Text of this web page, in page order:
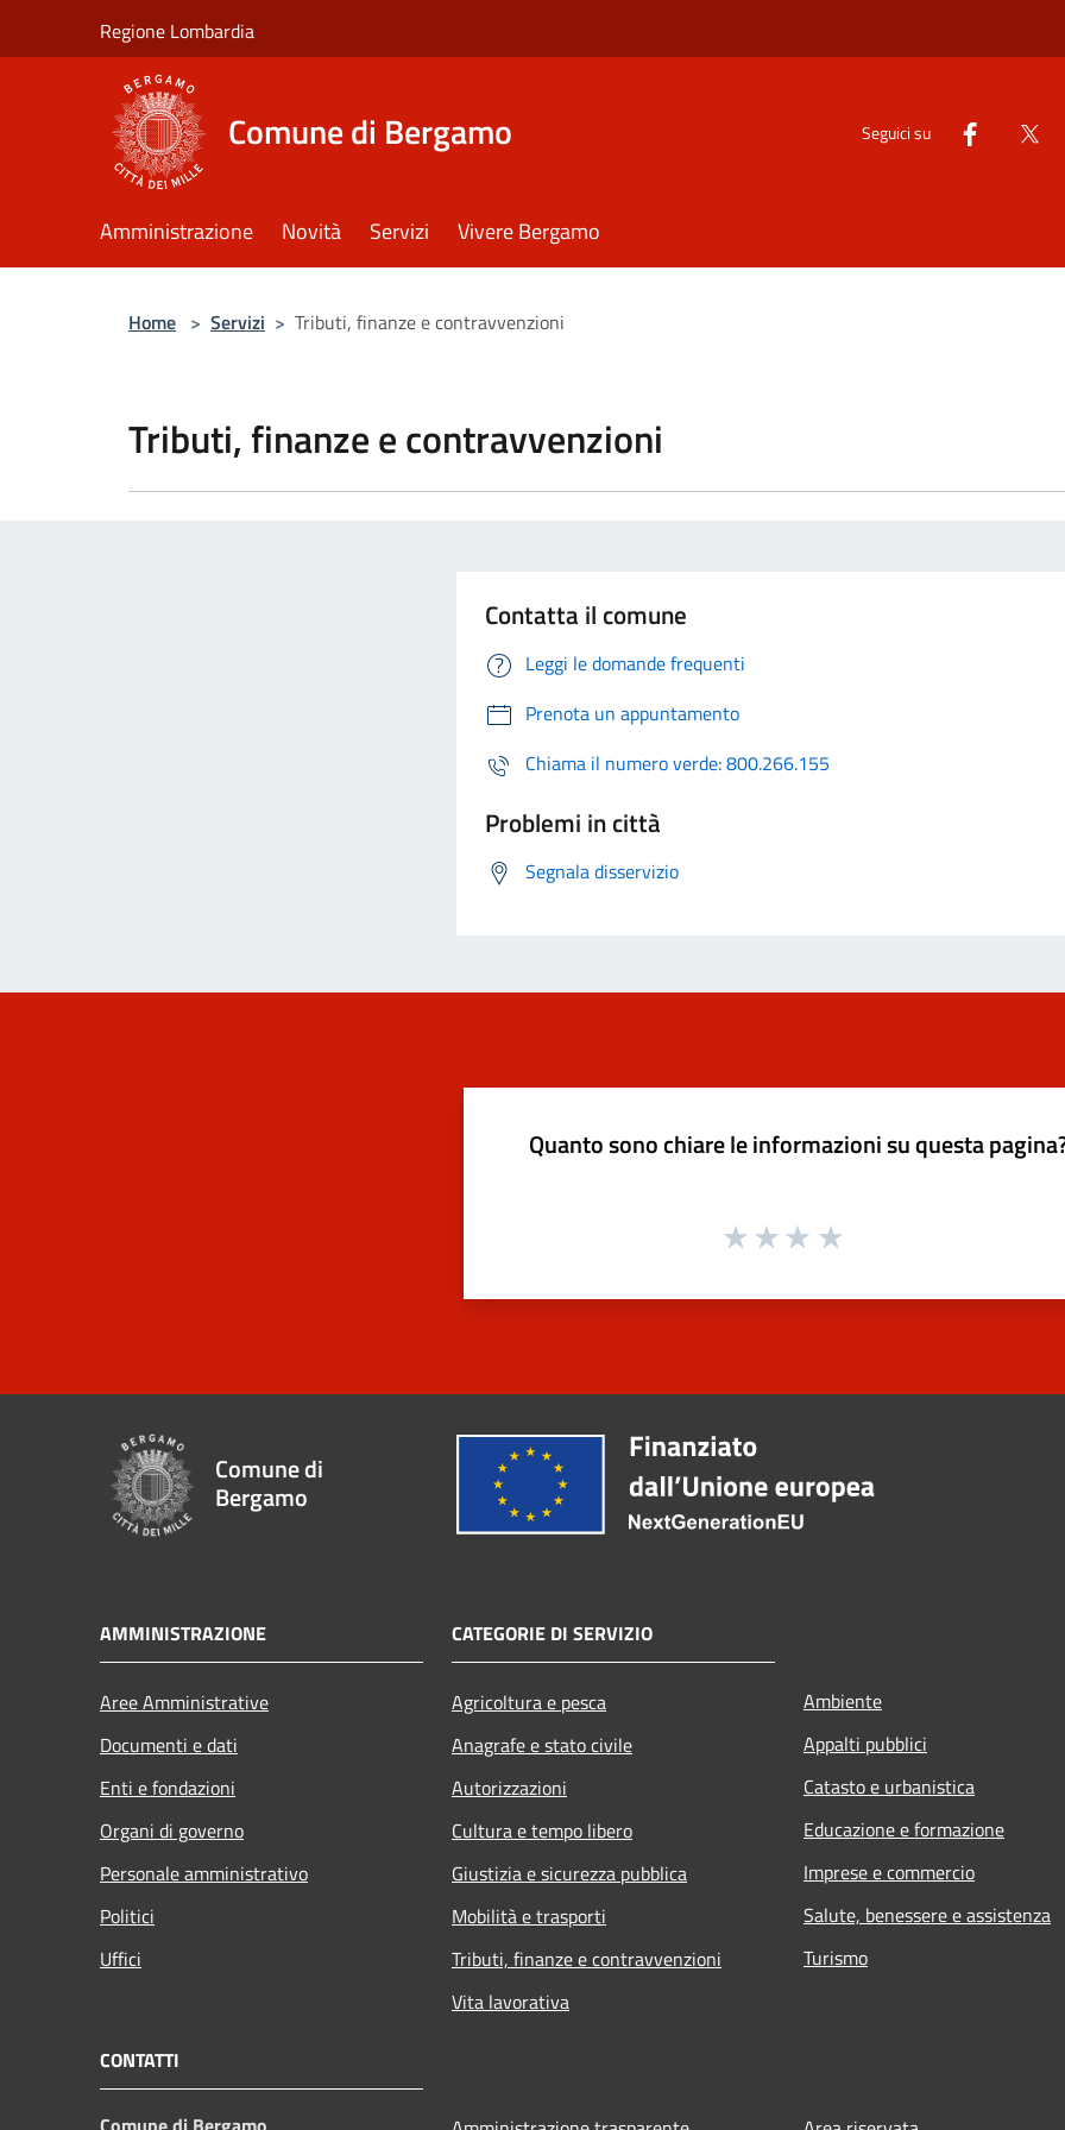
Regione Lombardia
Comune di Bergamo Seguici su
Amministrazione Novità Servizi Vivere Bergamo
Home > Servizi > Tributi, finanze e contravvenzioni
Tributi, finanze e contravvenzioni
Contatta il comune
Leggi le domande frequenti
Prenota un appuntamento
Chiama il numero verde: 800.266.155
Problemi in città
Segnala disservizio
Quanto sono chiare le informazioni su questa
Comune di
Bergamo
AMMINISTRAZIONE
Aree Amministrative
Documenti e dati
Enti e fondazioni
Organi di governo
Personale amministrativo
Politici
Uffici
CATEGORIE DI SERVIZIO
Agricoltura e pesca
Anagrafe e stato civile
Autorizzazioni
Cultura e tempo libero
Giustizia e sicurezza pubblica
Mobilità e trasporti
Tributi, finanze e contravvenzioni
Vita lavorativa
Ambiente
Appalti pubblici
Catasto e urbanistica
Educazione e formazione
Imprese e commercio
Salute, benessere e assistenza
Turismo
CONTATTI